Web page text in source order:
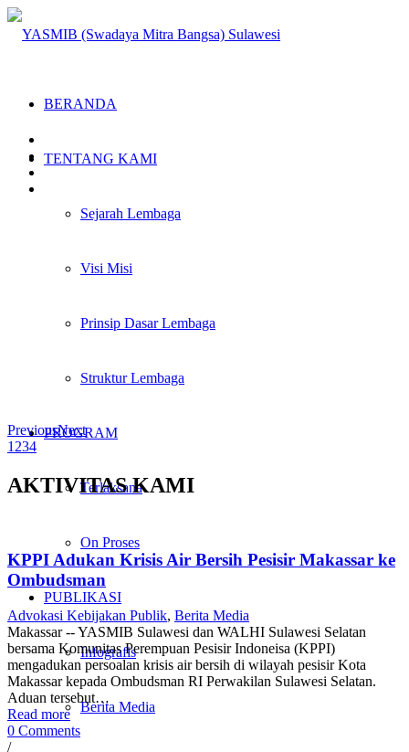
BERANDA
TENTANG KAMI
Sejarah Lembaga
Visi Misi
Prinsip Dasar Lembaga
Struktur Lembaga
PROGRAM
Terlaksana
On Proses
PUBLIKASI
Infografis
Berita Media
PreviousNext
1 234
AKTIVITAS KAMI
KPPI Adukan Krisis Air Bersih Pesisir Makassar ke
Ombudsman
Advokasi Kebijakan Publik, Berita Media
Makassar -- YASMIB Sulawesi dan WALHI Sulawesi Selatan
bersama Komunitas Perempuan Pesisir Indoneisa (KPPI)
mengadukan persoalan krisis air bersih di wilayah pesisir Kota
Makassar kepada Ombudsman RI Perwakilan Sulawesi Selatan.
Aduan tersebut…
Read more
0 Comments
/